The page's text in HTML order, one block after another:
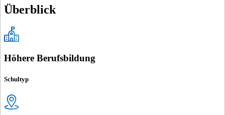
Überblick
Höhere Berufsbildung
Schultyp